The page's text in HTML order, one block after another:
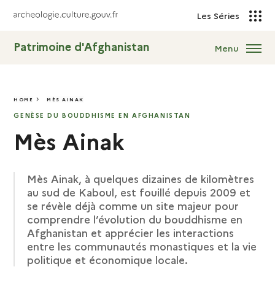
Les Séries
Patrimoine d'Afghanistan Menu
GENÈSE DU BOUDDHISME EN AFGHANISTAN
Mès Ainak
Mès Ainak, à quelques dizaines de kilomètres
au sud de Kaboul, est fouillé depuis 2009 et
se révèle déjà comme un site majeur pour
comprendre l’évolution du bouddhisme en
Afghanistan et apprécier les interactions
entre les communautés monastiques et la vie
politique et économique locale.
HOME MÈS AINAK